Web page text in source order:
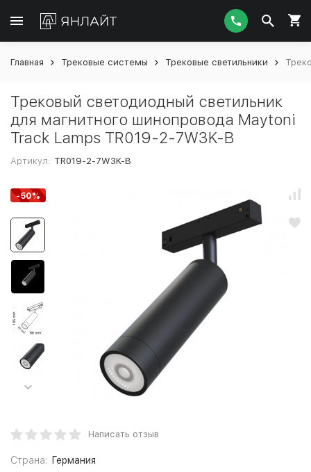
Главная Трековые системы Трековые светильники
Трековый светодиодный светильник
для магнитного шинопровода Maytoni
Track Lamps TR019-2-7W3K-B
Артикул: TR019-2-7W3K-B
-50%
Написать отзыв
Страна: Германия